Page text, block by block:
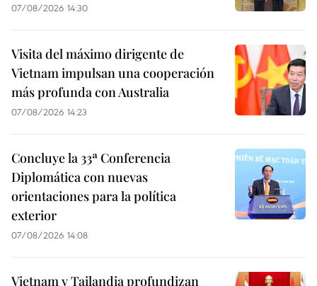
07/08/2026 14:30
Visita del máximo dirigente de
Vietnam impulsan una cooperación
más profunda con Australia
07/08/2026 14:23
Concluye la 33ª Conferencia
Diplomática con nuevas
orientaciones para la política
exterior
07/08/2026 14:08
Vietnam y Tailandia profundizan